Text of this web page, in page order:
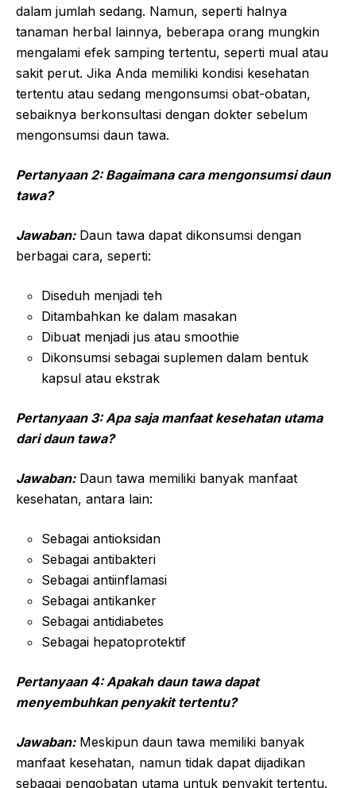
dalam jumlah sedang. Namun, seperti halnya
tanaman herbal lainnya, beberapa orang mungkin
mengalami efek samping tertentu, seperti mual atau
sakit perut. Jika Anda memiliki kondisi kesehatan
tertentu atau sedang mengonsumsi obat-obatan,
sebaiknya berkonsultasi dengan dokter sebelum
mengonsumsi daun tawa.
Pertanyaan 2: Bagaimana cara mengonsumsi daun
tawa?
Jawaban:Daun tawa dapat dikonsumsi dengan
berbagai cara, seperti:
Diseduh menjadi teh
Ditambahkan ke dalam masakan
Dibuat menjadi jus atau smoothie
Dikonsumsi sebagai suplemen dalam bentuk
kapsul atau ekstrak
Pertanyaan 3: Apa saja manfaat kesehatan utama
dari daun tawa?
Jawaban:Daun tawa memiliki banyak manfaat
kesehatan, antara lain:
Sebagai antioksidan
Sebagai antibakteri
Sebagai antiinflamasi
Sebagai antikanker
Sebagai antidiabetes
Sebagai hepatoprotektif
Pertanyaan 4: Apakah daun tawa dapat
menyembuhkan penyakit tertentu?
Jawaban:Meskipun daun tawa memiliki banyak
manfaat kesehatan, namun tidak dapat dijadikan
sebagai pengobatan utama untuk penyakit tertentu.